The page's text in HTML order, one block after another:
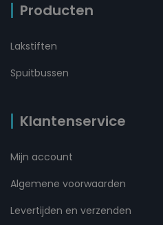
Producten
Lakstiften
Spuitbussen
Klantenservice
Mijn account
Algemene voorwaarden
Levertijden en verzenden